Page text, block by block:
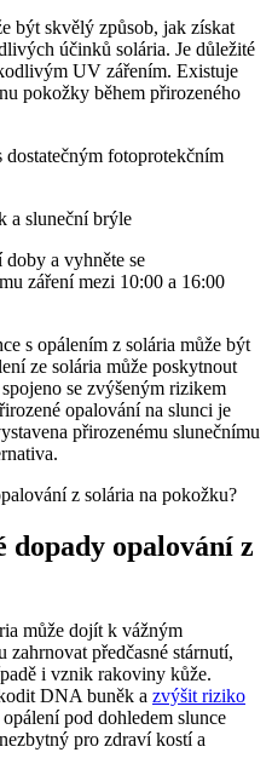
být skvělý způsob, jak získat
účinků solária. Je důležité
UV zářením. Existuje
pokožky během přirozeného
fotoprotekčním
a sluneční brýle
a vyhněte se
záření mezi 10:00 a 16:00
s opálením z solária může být
ze solária může poskytnout
se zvýšeným rizikem
opalování na slunci je
přirozenému slunečnímu
dopady opalování z
může dojít k vážným
předčasné stárnutí,
i vznik rakoviny kůže.
DNA buněk a zvýšit riziko
pod dohledem slunce
pro zdraví kostí a